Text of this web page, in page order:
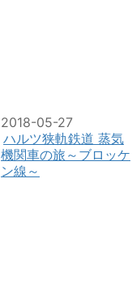
2018-05-27
ハルツ狭軌鉄道 蒸気
機関車の旅～ブロッケ
ン線～